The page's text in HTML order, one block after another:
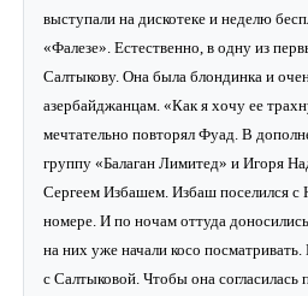
выступали на дискотеке и неделю
«Фалезе». Естественно, в одну из
Салтыкову. Она была блондинка и
азербайджанцам. «Как я хочу ее
мечтательно повторял Фуад. В
группу «Балаган Лимитед» и Игоря
Сергеем Избашем. Избаш поселился
номере. И по ночам оттуда
на них уже начали косо
с Салтыковой. Чтобы она согласилась